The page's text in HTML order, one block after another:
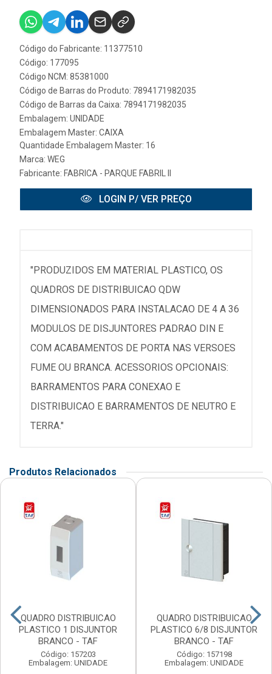
Código do Fabricante: 11377510
Código: 177095
Código NCM: 85381000
Código de Barras do Produto: 7894171982035
Código de Barras da Caixa: 7894171982035
Embalagem: UNIDADE
Embalagem Master: CAIXA
Quantidade Embalagem Master: 16
Marca: WEG
Fabricante: FABRICA - PARQUE FABRIL II
LOGIN P/ VER PREÇO
"PRODUZIDOS EM MATERIAL PLASTICO, OS
QUADROS DE DISTRIBUICAO QDW
DIMENSIONADOS PARA INSTALACAO DE 4 A 36
MODULOS DE DISJUNTORES PADRAO DIN E
COM ACABAMENTOS DE PORTA NAS VERSOES
FUME OU BRANCA. ACESSORIOS OPCIONAIS:
BARRAMENTOS PARA CONEXAO E
DISTRIBUICAO E BARRAMENTOS DE NEUTRO E
TERRA."
Produtos Relacionados
QUADRO DISTRIBUICAO
PLASTICO 1 DISJUNTOR
BRANCO - TAF
Código: 157203
Embalagem: UNIDADE
QUADRO DISTRIBUICAO
PLASTICO 6/8 DISJUNTOR
BRANCO - TAF
Código: 157198
Embalagem: UNIDADE